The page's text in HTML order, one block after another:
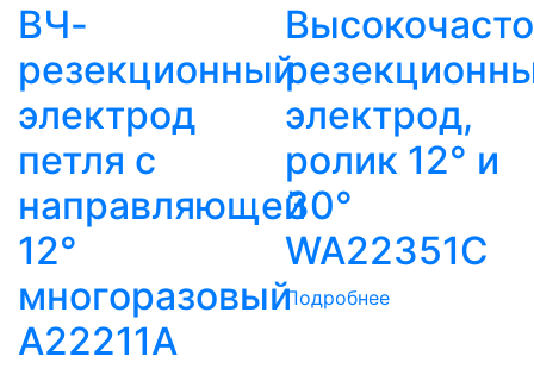
ВЧ-
резекционный
электрод
петля с
направляющей
12°
многоразовый
A22211A
электрод,
ролик 12° и
30°
WA22351C
Подробнее